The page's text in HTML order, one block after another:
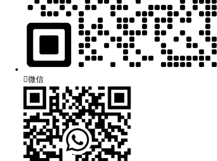
微信